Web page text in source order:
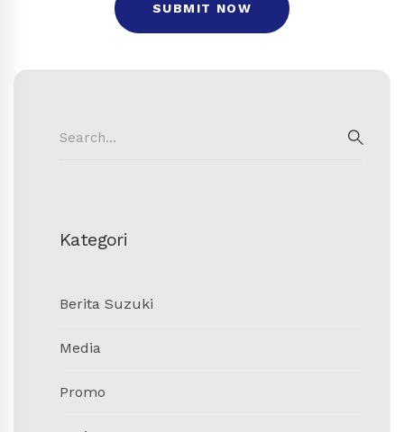
for:
Kategori
Berita Suzuki
Media
Promo